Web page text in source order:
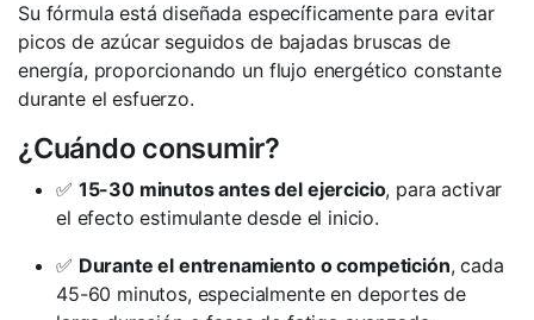
Su fórmula está diseñada específicamente para evitar
picos de azúcar seguidos de bajadas bruscas de
energía, proporcionando un flujo energético constante
durante el esfuerzo.
¿Cuándo consumir?
✅ 15-30 minutos antes del ejercicio, para activar
el efecto estimulante desde el inicio.
✅ Durante el entrenamiento o competición, cada
45-60 minutos, especialmente en deportes de